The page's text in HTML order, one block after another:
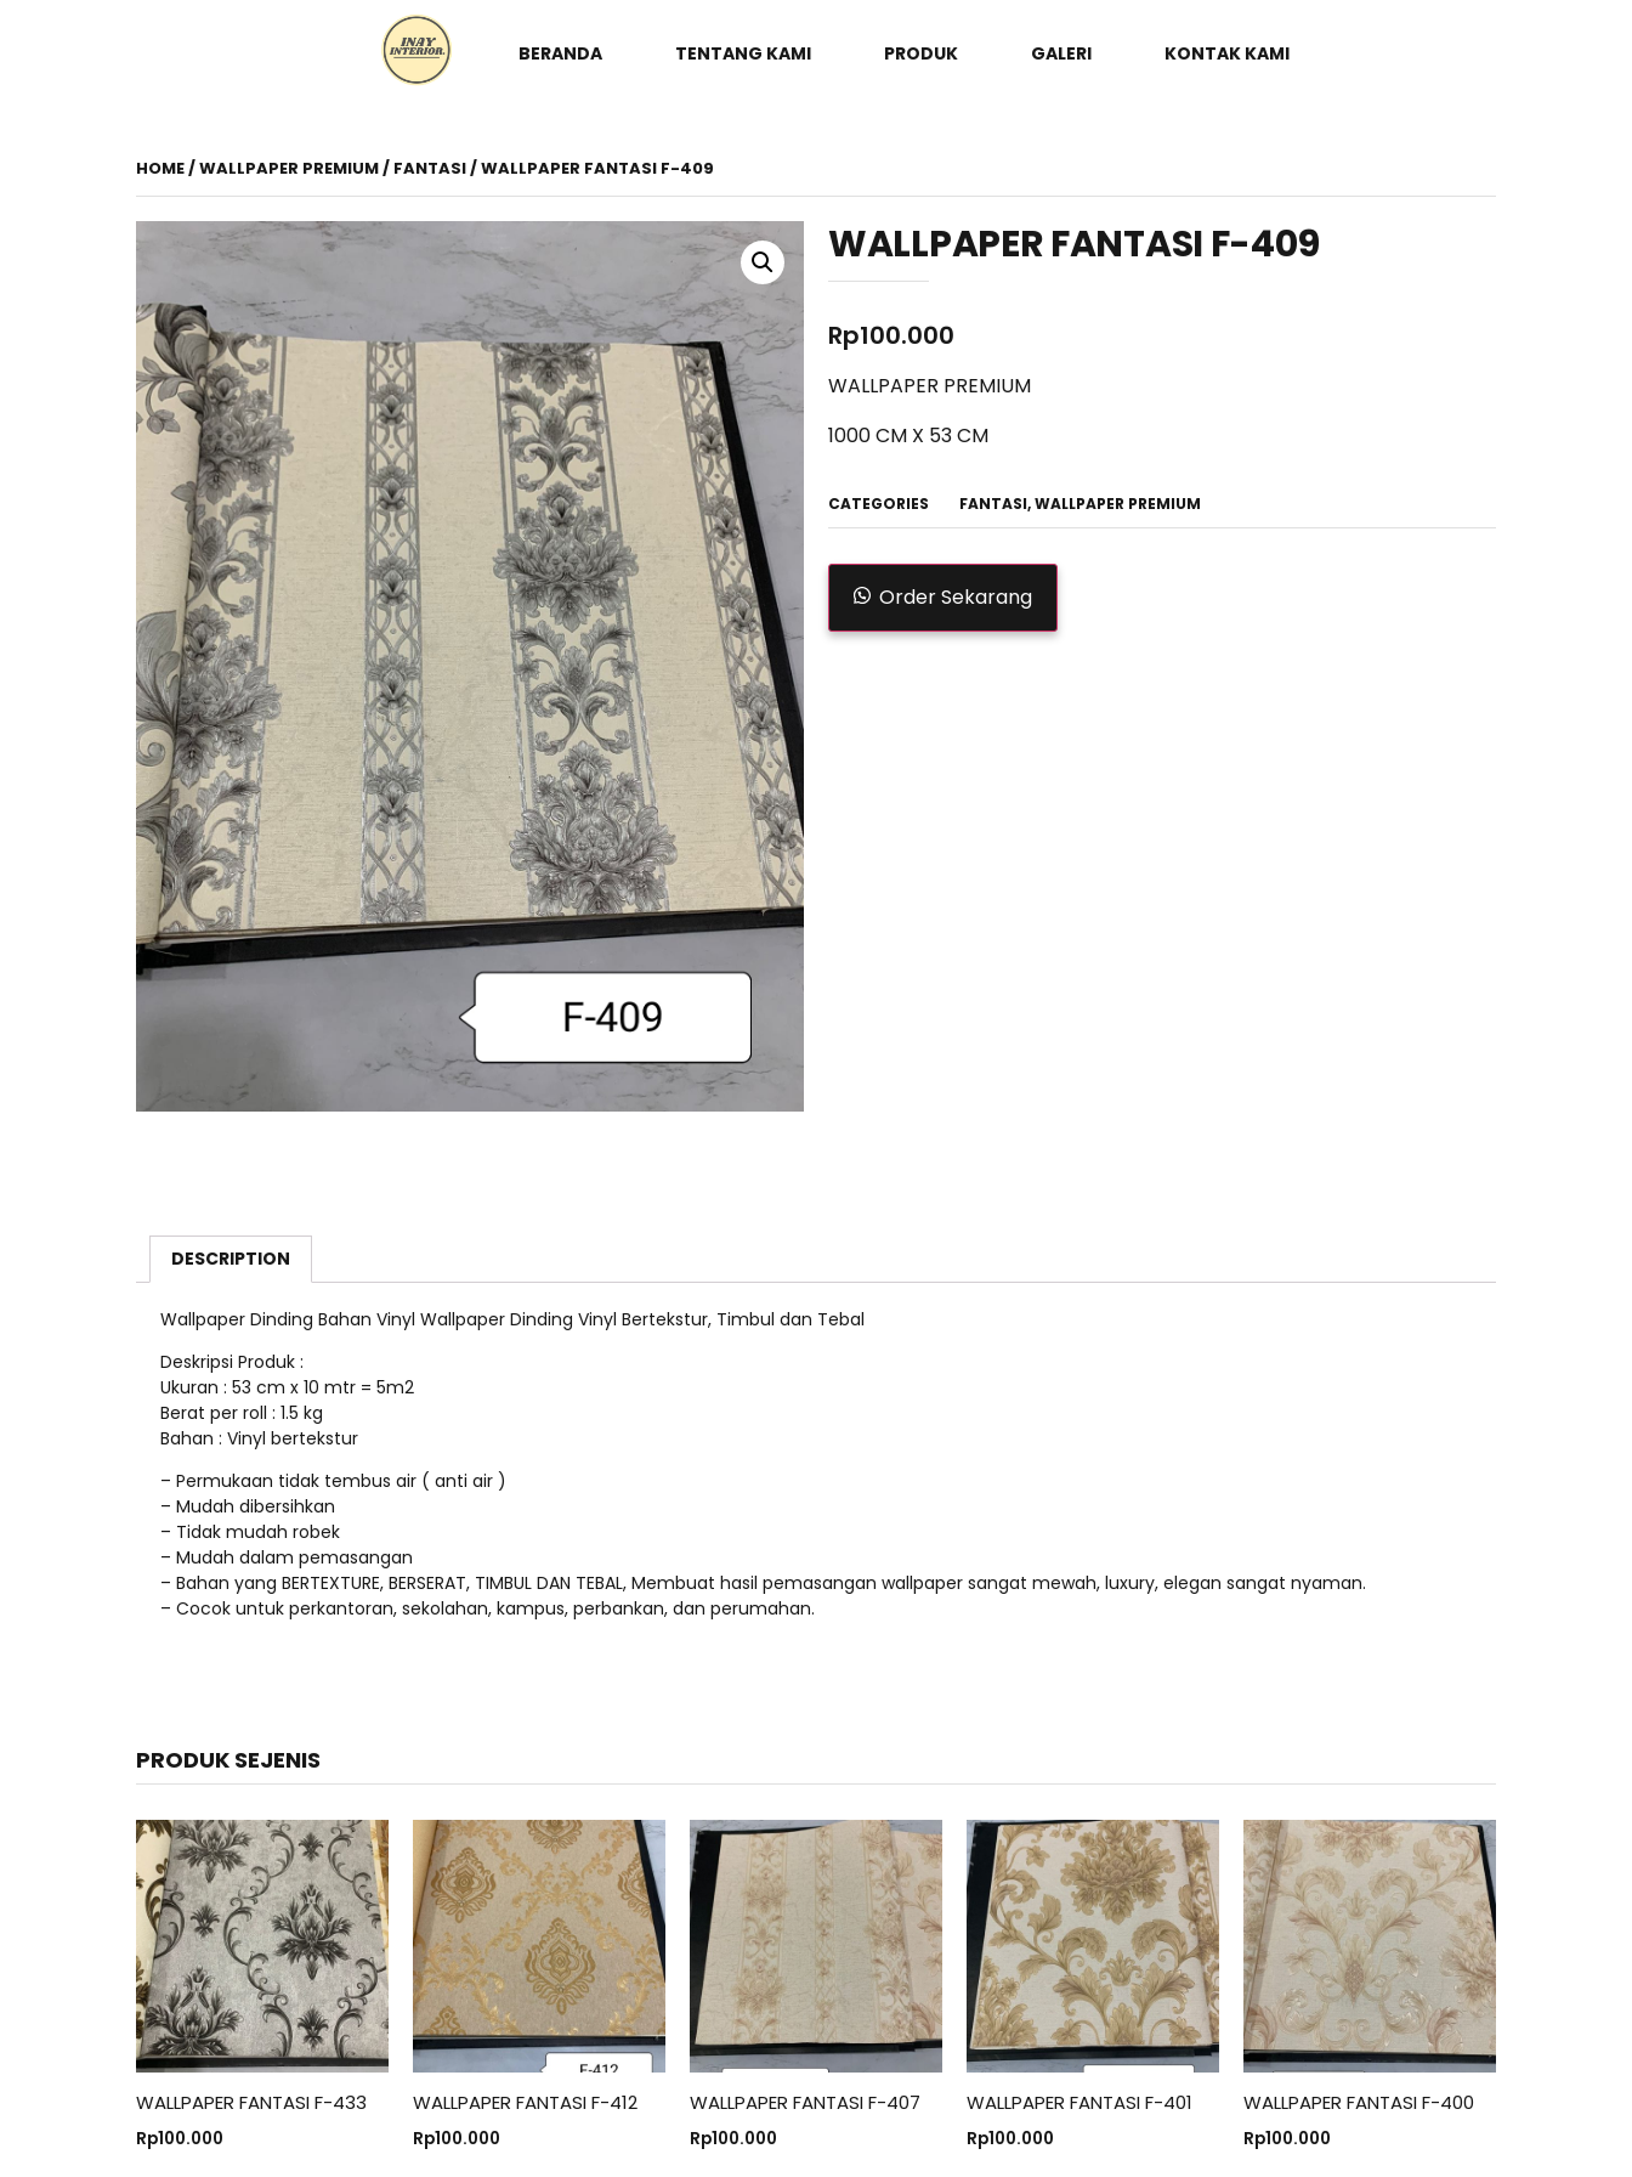
BERANDA TENTANG KAMI PRODUK GALERI KONTAK KAMI
HOME/WALLPAPER PREMIUM/ FANTASI/ WALLPAPER FANTASI F-409
WALLPAPER FANTASI F-409
Rp100.000
WALLPAPER PREMIUM
1000 CM X 53 CM
CATEGORIES FANTASI,WALLPAPER PREMIUM
Order Sekarang
DESCRIPTION
Wallpaper Dinding Bahan Vinyl Wallpaper Dinding Vinyl Bertekstur, Timbul dan Tebal
Deskripsi Produk :
Ukuran : 53 cm x 10 mtr = 5m2
Berat per roll : 1.5 kg
Bahan : Vinyl bertekstur
– Permukaan tidak tembus air ( anti air )
– Mudah dibersihkan
– Tidak mudah robek
– Mudah dalam pemasangan
– Bahan yang BERTEXTURE, BERSERAT, TIMBUL DAN TEBAL, Membuat hasil pemasangan wallpaper sangat mewah, luxury, elegan sangat nyaman.
– Cocok untuk perkantoran, sekolahan, kampus, perbankan, dan perumahan.
PRODUK SEJENIS
WALLPAPER FANTASI F-433
Rp100.000
WALLPAPER FANTASI F-412
Rp100.000
WALLPAPER FANTASI F-407
Rp100.000
WALLPAPER FANTASI F-401
Rp100.000
WALLPAPER FANTASI F-400
Rp100.000